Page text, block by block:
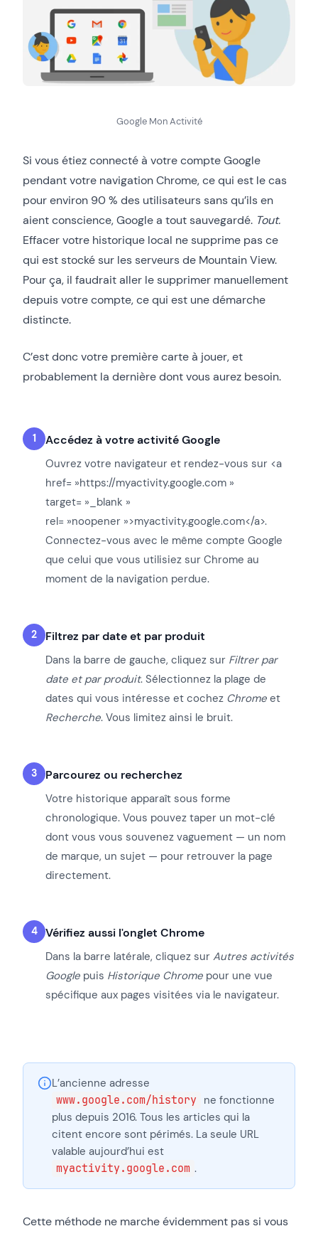
Google Mon Activité
Si vous étiez connecté à votre compte Google
pendant votre navigation Chrome, ce qui est le cas
pour environ 90 % des utilisateurs sans qu’ils en
aient conscience, Google a tout sauvegardé. Tout.
Effacer votre historique local ne supprime pas ce
qui est stocké sur les serveurs de Mountain View.
Pour ça, il faudrait aller le supprimer manuellement
depuis votre compte, ce qui est une démarche
distincte.
C’est donc votre première carte à jouer, et
probablement la dernière dont vous aurez besoin.
Accédez à votre activité Google
Ouvrez votre navigateur et rendez-vous sur <a
href= »https://myactivity.google.com »
target= »_blank »
rel= »noopener »>myactivity.google.com</a>.
Connectez-vous avec le même compte Google
que celui que vous utilisiez sur Chrome au
moment de la navigation perdue.
Filtrez par date et par produit
Dans la barre de gauche, cliquez sur Filtrer par
date et par produit. Sélectionnez la plage de
dates qui vous intéresse et cochez Chrome et
Recherche. Vous limitez ainsi le bruit.
Parcourez ou recherchez
Votre historique apparaît sous forme
chronologique. Vous pouvez taper un mot-clé
dont vous vous souvenez vaguement — un nom
de marque, un sujet — pour retrouver la page
directement.
Vérifiez aussi l'onglet Chrome
Dans la barre latérale, cliquez sur Autres activités
Google puis Historique Chrome pour une vue
spécifique aux pages visitées via le navigateur.
L’ancienne adresse
www.google.com/history ne fonctionne
plus depuis 2016. Tous les articles qui la
citent encore sont périmés. La seule URL
valable aujourd’hui est
myactivity.google.com .
Cette méthode ne marche évidemment pas si vous